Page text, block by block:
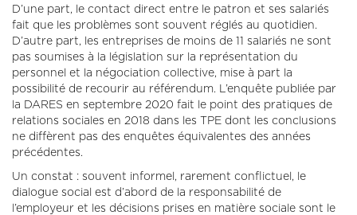
D’une part, le contact direct entre le patron et ses salariés
fait que les problèmes sont souvent réglés au quotidien.
D’autre part, les entreprises de moins de 11 salariés ne sont
pas soumises à la législation sur la représentation du
personnel et la négociation collective, mise à part la
possibilité de recourir au référendum. L’enquête publiée par
la DARES en septembre 2020 fait le point des pratiques de
relations sociales en 2018 dans les TPE dont les conclusions
ne diffèrent pas des enquêtes équivalentes des années
précédentes.
Un constat : souvent informel, rarement conflictuel, le
dialogue social est d’abord de la responsabilité de
l’employeur et les décisions prises en matière sociale sont le